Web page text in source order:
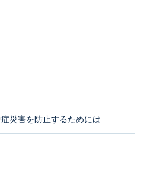
災害を防止するためには